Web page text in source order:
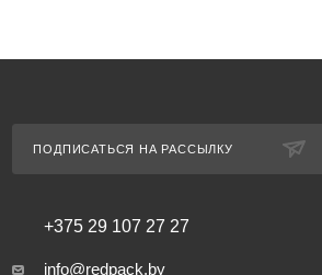
ПОДПИСАТЬСЯ НА РАССЫЛКУ
+375 29 107 27 27
info@redpack.by